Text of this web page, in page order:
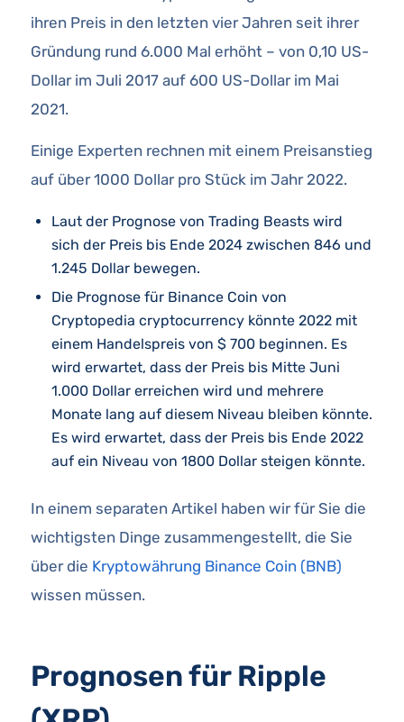
ihren Preis in den letzten vier Jahren seit ihrer
Gründung rund 6.000 Mal erhöht – von 0,10 US-
Dollar im Juli 2017 auf 600 US-Dollar im Mai
2021.
Einige Experten rechnen mit einem Preisanstieg
auf über 1000 Dollar pro Stück im Jahr 2022.
Laut der Prognose von Trading Beasts wird
sich der Preis bis Ende 2024 zwischen 846 und
1.245 Dollar bewegen.
Die Prognose für Binance Coin von
Cryptopedia cryptocurrency könnte 2022 mit
einem Handelspreis von $ 700 beginnen. Es
wird erwartet, dass der Preis bis Mitte Juni
1.000 Dollar erreichen wird und mehrere
Monate lang auf diesem Niveau bleiben könnte.
Es wird erwartet, dass der Preis bis Ende 2022
auf ein Niveau von 1800 Dollar steigen könnte.
In einem separaten Artikel haben wir für Sie die
wichtigsten Dinge zusammengestellt, die Sie
über die Kryptowährung Binance Coin (BNB)
wissen müssen.
Prognosen für Ripple